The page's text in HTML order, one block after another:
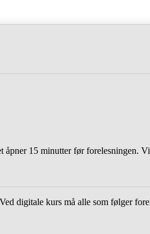
åpner 15 minutter før forelesningen.
digitale kurs må alle som følger